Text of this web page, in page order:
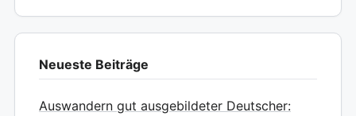
Neueste Beiträge
Auswandern gut ausgebildeter Deutscher: